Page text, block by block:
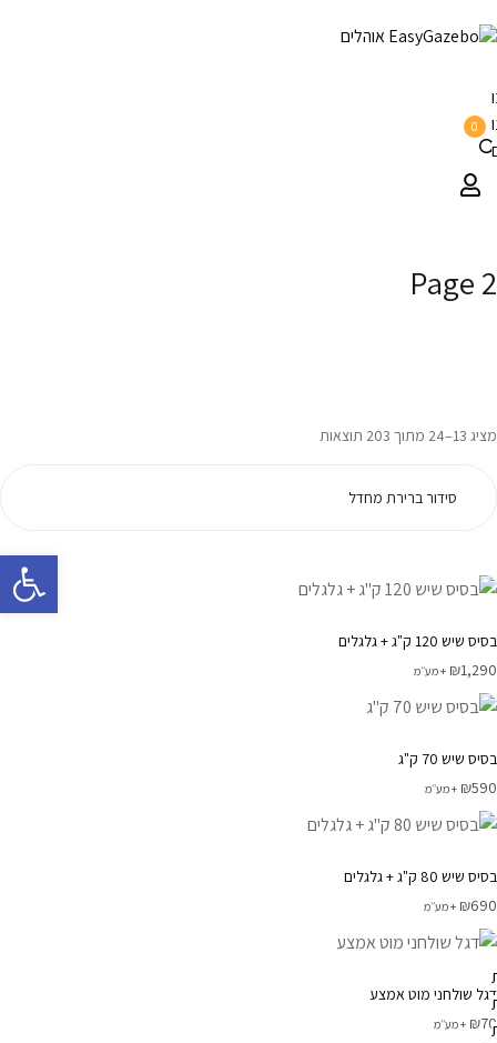
0
Page 2
מציג 13–24 מתוך 203 תוצאות
בסיס שיש 120 ק"ג + גלגלים
₪1,290 + מע׳׳מ
בסיס שיש 70 ק"ג
₪590 + מע׳׳מ
בסיס שיש 80 ק"ג + גלגלים
₪690 + מע׳׳מ
דגל שולחני מוט אמצע
₪70 + מע׳׳מ